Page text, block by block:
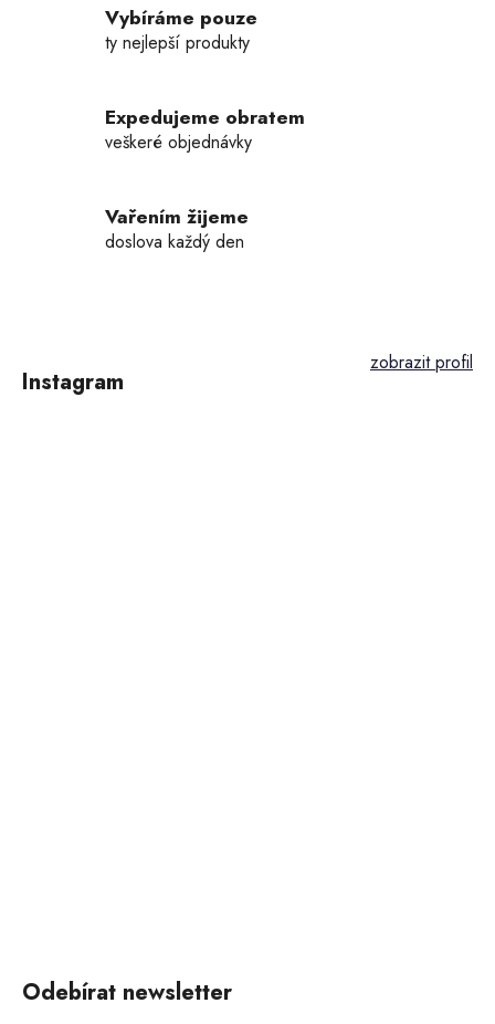
í
p
k
y
p
Vybíráme pouze
ty nejlepší produkty
Expedujeme obratem
veškeré objednávky
Vařením žijeme
doslova každý den
Instagram
Odebírat newsletter